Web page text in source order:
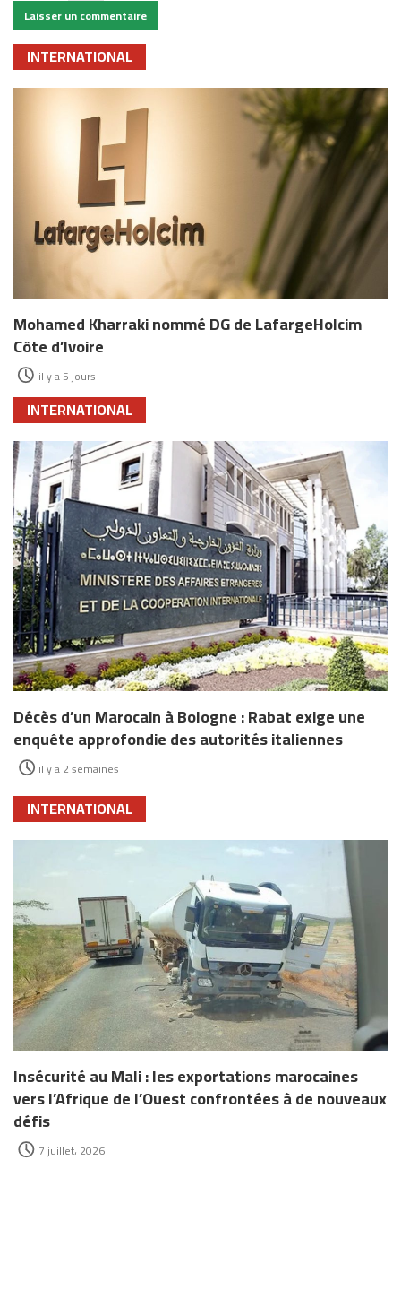
INTERNATIONAL
Mohamed Kharraki nommé DG de LafargeHolcim
Côte d’Ivoire
il y a 5 jours
INTERNATIONAL
Décès d’un Marocain à Bologne : Rabat exige une
enquête approfondie des autorités italiennes
il y a 2 semaines
INTERNATIONAL
Insécurité au Mali : les exportations marocaines
vers l’Afrique de l’Ouest confrontées à de nouveaux
défis
7 juillet، 2026